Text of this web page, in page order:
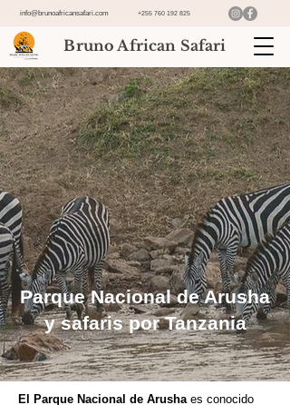
info@brunoafricansafari.com +255 760 192 825
Bruno African Safari
Parque Nacional de Arusha
y safaris por Tanzania
El Parque Nacional de Arusha es conocido